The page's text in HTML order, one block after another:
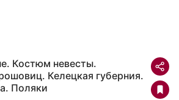
Костюм невесты.
Келецкая губерния.
Поляки